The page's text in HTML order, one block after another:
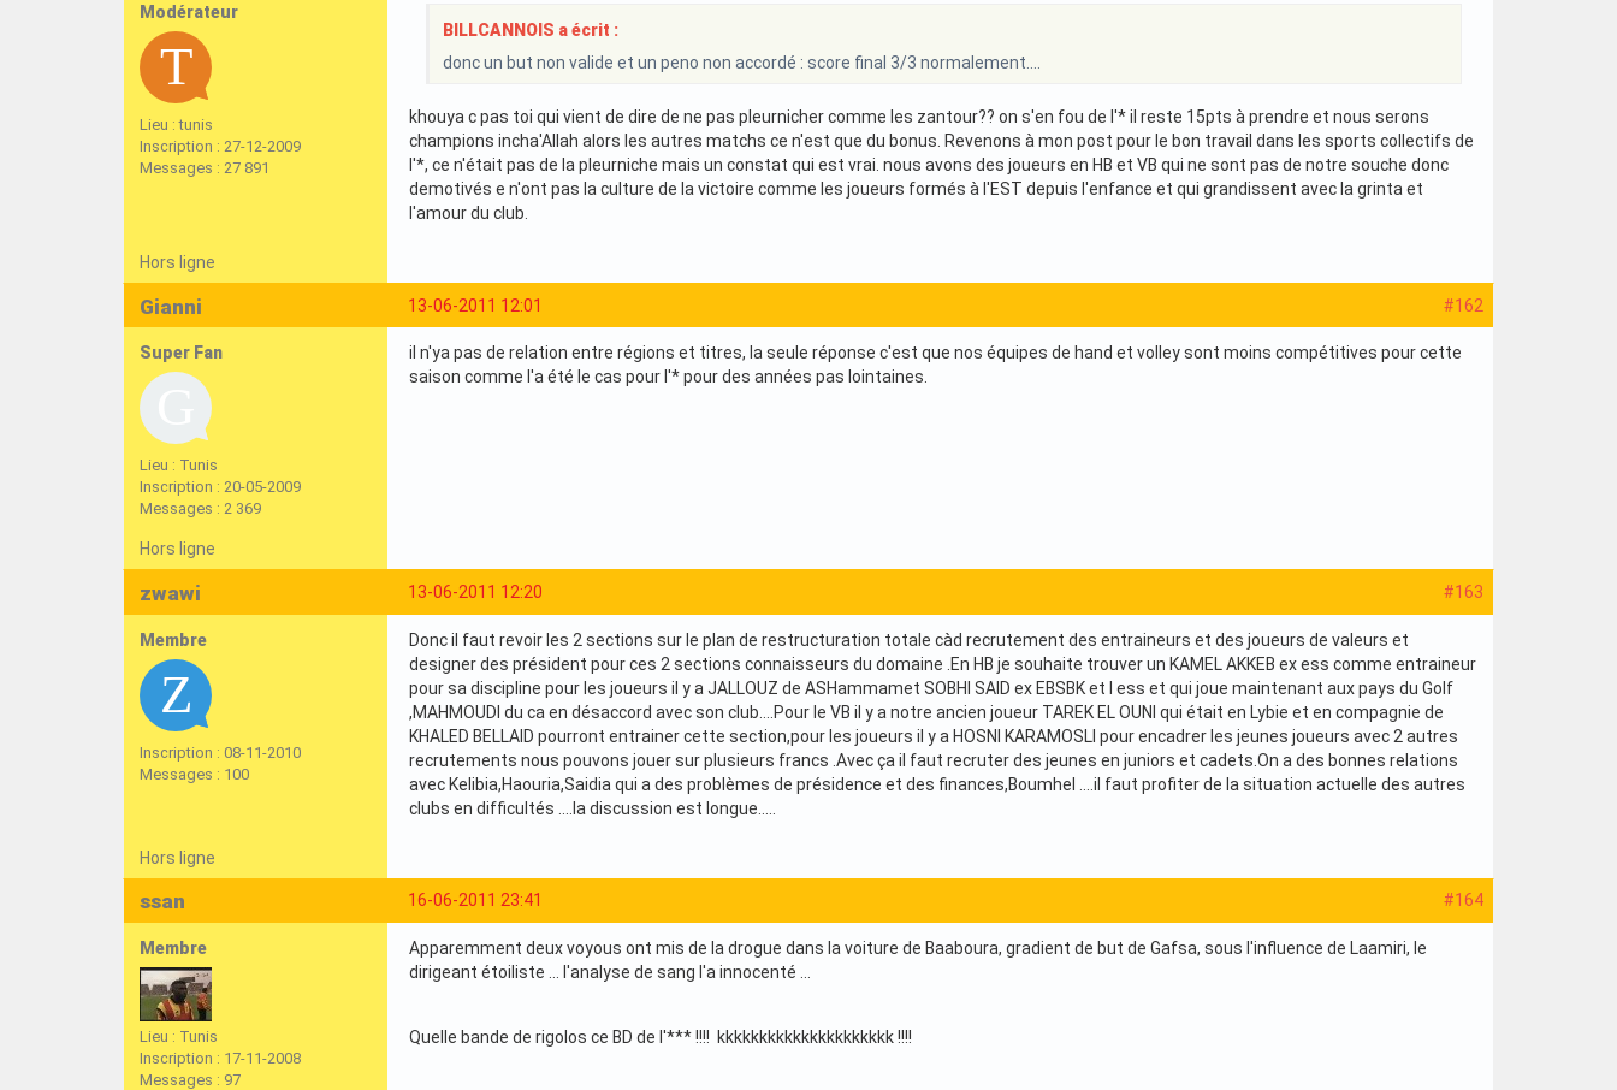
Modérateur
Lieu : tunis
Inscription : 27-12-2009
Messages : 27 891
BILLCANNOIS a écrit :
donc un but non valide et un peno non accordé : score final 3/3 normalement....
khouya c pas toi qui vient de dire de ne pas pleurnicher comme les zantour?? on s'en fou de l'* il reste 15pts à prendre et nous serons
champions incha'Allah alors les autres matchs ce n'est que du bonus. Revenons à mon post pour le bon travail dans les sports collectifs de
l'*, ce n'était pas de la pleurniche mais un constat qui est vrai. nous avons des joueurs en HB et VB qui ne sont pas de notre souche donc
demotivés e n'ont pas la culture de la victoire comme les joueurs formés à l'EST depuis l'enfance et qui grandissent avec la grinta et
l'amour du club.
Hors ligne
#162
13-06-2011 12:01
Gianni
Super Fan
Lieu : Tunis
Inscription : 20-05-2009
Messages : 2 369
il n'ya pas de relation entre régions et titres, la seule réponse c'est que nos équipes de hand et volley sont moins compétitives pour cette
saison comme l'a été le cas pour l'* pour des années pas lointaines.
Hors ligne
#163
13-06-2011 12:20
zwawi
Membre
Inscription : 08-11-2010
Messages : 100
Donc il faut revoir les 2 sections sur le plan de restructuration totale càd recrutement des entraineurs et des joueurs de valeurs et
designer des président pour ces 2 sections connaisseurs du domaine .En HB je souhaite trouver un KAMEL AKKEB ex ess comme entraineur
pour sa discipline pour les joueurs il y a JALLOUZ de ASHammamet SOBHI SAID ex EBSBK et l ess et qui joue maintenant aux pays du Golf
,MAHMOUDI du ca en désaccord avec son club....Pour le VB il y a notre ancien joueur TAREK EL OUNI qui était en Lybie et en compagnie de
KHALED BELLAID pourront entrainer cette section,pour les joueurs il y a HOSNI KARAMOSLI pour encadrer les jeunes joueurs avec 2 autres
recrutements nous pouvons jouer sur plusieurs francs .Avec ça il faut recruter des jeunes en juniors et cadets.On a des bonnes relations
avec Kelibia,Haouria,Saidia qui a des problèmes de présidence et des finances,Boumhel ....il faut profiter de la situation actuelle des autres
clubs en difficultés ....la discussion est longue.....
Hors ligne
#164
16-06-2011 23:41
ssan
Membre
Lieu : Tunis
Inscription : 17-11-2008
Messages : 97
Apparemment deux voyous ont mis de la drogue dans la voiture de Baaboura, gradient de but de Gafsa, sous l'influence de Laamiri, le
dirigeant étoiliste ... l'analyse de sang l'a innocenté ...
Quelle bande de rigolos ce BD de l'*** !!!! kkkkkkkkkkkkkkkkkkkkk !!!!